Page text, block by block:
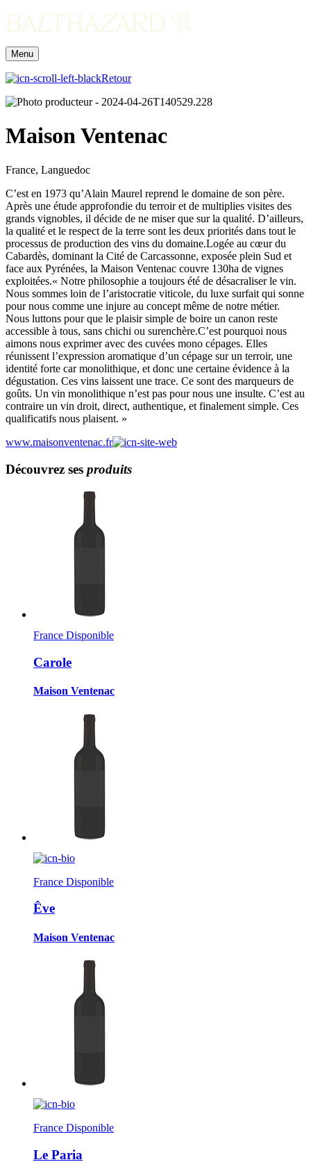
Menu
Retour
Maison Ventenac
France, Languedoc
C’est en 1973 qu’Alain Maurel reprend le domaine de son père.
Après une étude approfondie du terroir et de multiplies visites des
grands vignobles, il décide de ne miser que sur la qualité. D’ailleurs,
la qualité et le respect de la terre sont les deux priorités dans tout le
processus de production des vins du domaine.Logée au cœur du
Cabardès, dominant la Cité de Carcassonne, exposée plein Sud et
face aux Pyrénées, la Maison Ventenac couvre 130ha de vignes
exploitées.« Notre philosophie a toujours été de désacraliser le vin.
Nous sommes loin de l’aristocratie viticole, du luxe surfait qui sonne
pour nous comme une injure au concept même de notre métier.
Nous luttons pour que le plaisir simple de boire un canon reste
accessible à tous, sans chichi ou surenchère.C’est pourquoi nous
aimons nous exprimer avec des cuvées mono cépages. Elles
réunissent l’expression aromatique d’un cépage sur un terroir, une
identité forte car monolithique, et donc une certaine évidence à la
dégustation. Ces vins laissent une trace. Ce sont des marqueurs de
goûts. Un vin monolithique n’est pas pour nous une insulte. C’est au
contraire un vin droit, direct, authentique, et finalement simple. Ces
qualificatifs nous plaisent. »
www.maisonventenac.fr
Découvrez ses produits
France Disponible
Carole
Maison Ventenac
France Disponible
Êve
Maison Ventenac
France Disponible
Le Paria